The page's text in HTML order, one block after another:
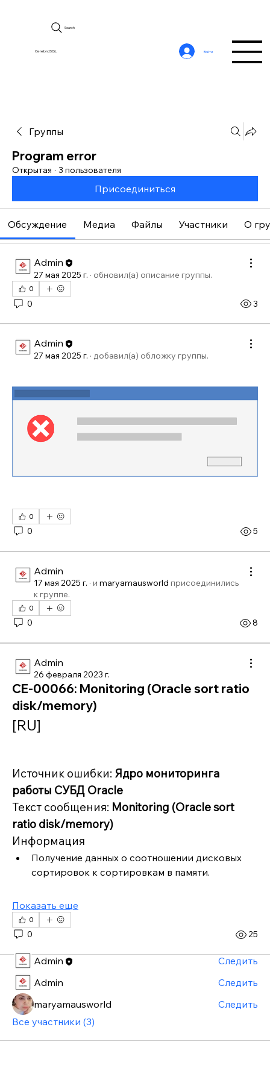
CerebroSQL
Search
Войти
Группы
Program error
Открытая · 3 пользователя
Присоединиться
Обсуждение Медиа Файлы Участники О
Admin
27 мая 2025 г. · обновил(а) описание группы.
0
0 3
Admin
27 мая 2025 г. · добавил(а) обложку группы.
0
0 5
Admin
17 мая 2025 г. · и maryamausworld присоединились
к группе.
0
0 8
Admin
26 февраля 2023 г.
CE-00066: Monitoring (Oracle sort ratio
disk/memory)
[RU]
Источник ошибки: Ядро мониторинга
работы СУБД Oracle
Текст сообщения: Monitoring (Oracle sort
ratio disk/memory)
Информация
Получение данных о соотношении дисковых
сортировок к сортировкам в памяти.
Показать еще
0
0 25
О группе
Добро пожаловать в группу! Общайтесь с другими
фото и видео.
Admin
Следить
Admin
Следить
maryamausworld
Следить
Все участники (3)